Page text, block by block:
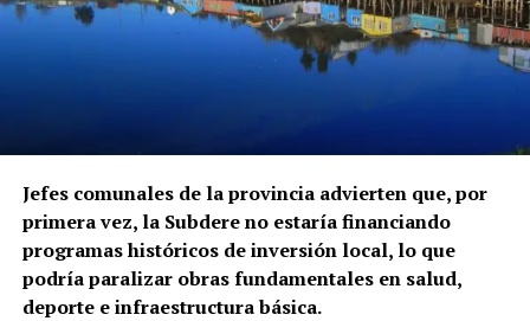
Contraloría. Hasta el momento, ninguna de las
instituciones mencionadas ha informado si ha iniciado
procedimientos disciplinarios ni ha emitido
fiscalizaciones y solicitará antecedentes a cada
organismo involucrado para determinar las
responsabilidades administrativas correspondientes.
Jefes comunales de la provincia advierten que, por
primera vez, la Subdere no estaría financiando
programas históricos de inversión local, lo que
podría paralizar obras fundamentales en salud,
deporte e infraestructura básica.